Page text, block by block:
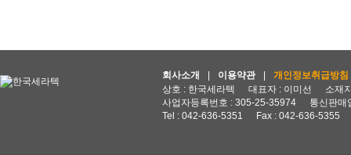
회사소개 이용약관
개인정보취급방침
상호 : 한국세라텍
대표자 : 이미선
소재
사업자등록번호 : 305-25-35974
통신판매
Tel : 042-636-5351
Fax : 042-636-5355